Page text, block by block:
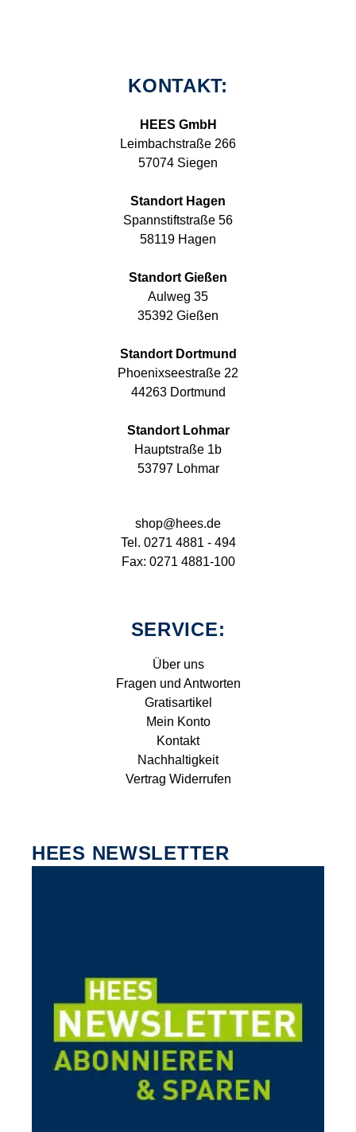
KONTAKT:
HEES GmbH
Leimbachstraße 266
57074 Siegen
Standort Hagen
Spannstiftstraße 56
58119 Hagen
Standort Gießen
Aulweg 35
35392 Gießen
Standort Dortmund
Phoenixseestraße 22
44263 Dortmund
Standort Lohmar
Hauptstraße 1b
53797 Lohmar
shop@hees.de
Tel. 0271 4881 - 494
Fax: 0271 4881-100
SERVICE:
Über uns
Fragen und Antworten
Gratisartikel
Mein Konto
Kontakt
Nachhaltigkeit
Vertrag Widerrufen
HEES NEWSLETTER